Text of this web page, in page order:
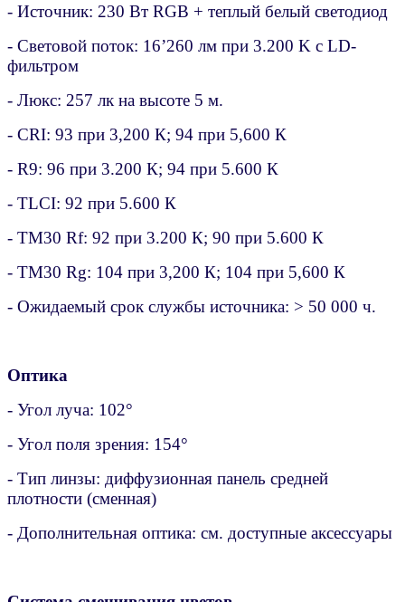
- Источник: 230 Вт RGB + теплый белый светодиод
- Световой поток: 16’260 лм при 3.200 K с LD-
фильтром
- Люкс: 257 лк на высоте 5 м.
- CRI: 93 при 3,200 К; 94 при 5,600 К
- R9: 96 при 3.200 К; 94 при 5.600 К
- TLCI: 92 при 5.600 К
- TM30 Rf: 92 при 3.200 К; 90 при 5.600 К
- TM30 Rg: 104 при 3,200 К; 104 при 5,600 К
- Ожидаемый срок службы источника: > 50 000 ч.
Оптика
- Угол луча: 102°
- Угол поля зрения: 154°
- Тип линзы: диффузионная панель средней
плотности (сменная)
- Дополнительная оптика: см. доступные аксессуары